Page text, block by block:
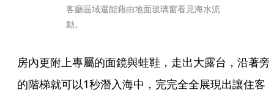
客廳區域還能藉由地面玻璃窗看見海水流
動。
房內更附上專屬的面鏡與蛙鞋，走出大露台，沿著旁
的階梯就可以1秒潛入海中，完完全全展現出讓住客